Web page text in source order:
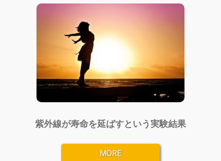
サンライトブログ
よくある質問
お問い合わせ
オンラインショップ
紫外線が寿命を延ばすという実験結果
MORE